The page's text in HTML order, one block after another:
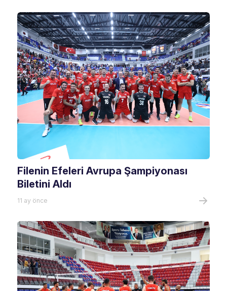
Filenin Efeleri Avrupa Şampiyonası
Biletini Aldı
11 ay önce